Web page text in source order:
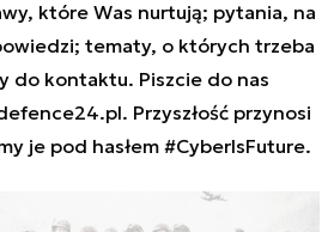
które Was nurtują; pytania, na
tematy, o których trzeba
do kontaktu. Piszcie do nas
. Przyszłość przynosi
je pod hasłem #CyberIsFuture.